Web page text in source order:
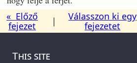
« Előző
fejezet
|
Válasszon ki egy
fejezetet
This site